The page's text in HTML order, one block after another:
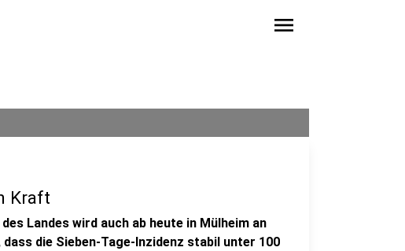
menu
Kraft
Landes wird auch ab heute in Mülheim an
die Sieben-Tage-Inzidenz stabil unter 100